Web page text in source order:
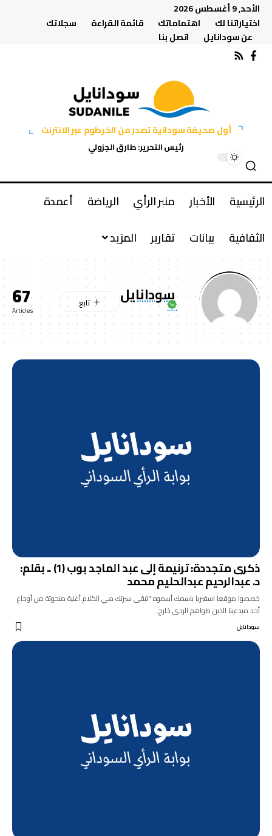
الأحد, 9 أغسطس 2026
اختياراتنا لك
اهتماماتك قائمة القراءة
سجلاتك
عن سودانايل
اتصل بنا
أول صحيفة سودانية تصدر من الخرطوم عبر الانترنت
رئيس التحرير: طارق الجزولي
الرئيسية الأخبار منبر الرأي الرياضة
أعمدة
الثقافية
بيانات تقارير المزيد
سودانايل 67
Articles
ذكرى متجددة: ترنيمة إلى عبد الماجد بوب (1) .. بقلم:
د. عبدالرحيم عبدالحليم محمد
خصصوا موقعا اسفيريا باسمك أسموه "تبقى سيرتك هي الكلام.أغنية منحوتة من أوجاع
أحد مبدعينا الذين طواهم الردى خارج…
سودانايل